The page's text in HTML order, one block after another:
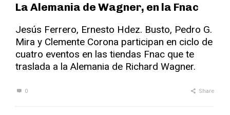
La Alemania de Wagner, en la Fnac
Jesús Ferrero, Ernesto Hdez. Busto, Pedro G.
Mira y Clemente Corona participan en ciclo de
cuatro eventos en las tiendas Fnac que te
traslada a la Alemania de Richard Wagner.
0 Share